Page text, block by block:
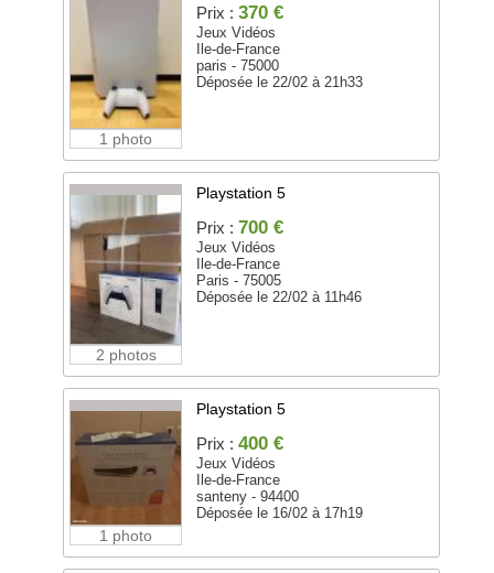
1 photo
Prix : 370 €
Jeux Vidéos
Ile-de-France
paris - 75000
Déposée le 22/02 à 21h33
2 photos
Playstation 5
Prix : 700 €
Jeux Vidéos
Ile-de-France
Paris - 75005
Déposée le 22/02 à 11h46
1 photo
Playstation 5
Prix : 400 €
Jeux Vidéos
Ile-de-France
santeny - 94400
Déposée le 16/02 à 17h19